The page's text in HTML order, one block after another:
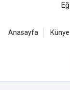
Anasayfa Künye